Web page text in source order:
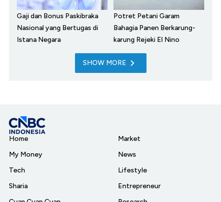
Gaji dan Bonus Paskibraka
Nasional yang Bertugas di
Istana Negara
Potret Petani Garam
Bahagia Panen Berkarung-
karung Rejeki El Nino
SHOW MORE
Home
My Money
Tech
Sharia
Market
News
Lifestyle
Entrepreneur